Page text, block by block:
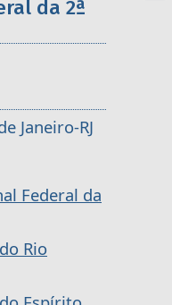
da 2ª
Janeiro-RJ
Federal da
Rio